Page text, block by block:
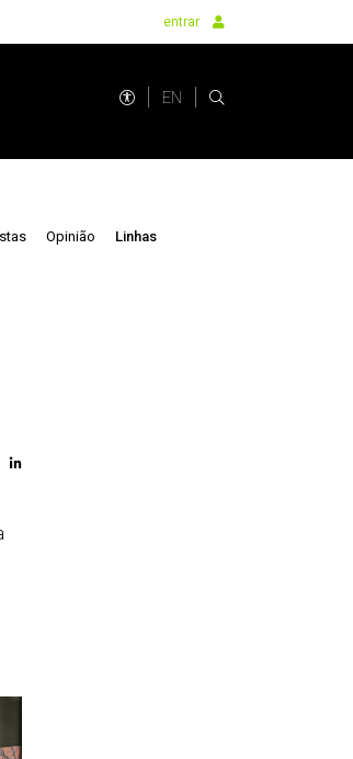
entrar
EN
Opinião Linhas